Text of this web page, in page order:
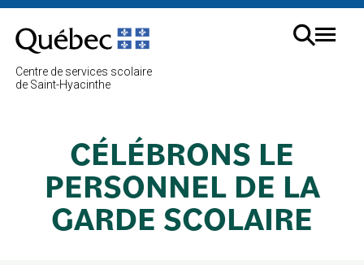
au
contenu
Centre de services scolaire
de Saint-Hyacinthe
Menu
CÉLÉBRONS LE
PERSONNEL DE LA
GARDE SCOLAIRE